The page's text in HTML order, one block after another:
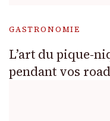
GASTRONOMIE
L’art du pique-
pendant vos